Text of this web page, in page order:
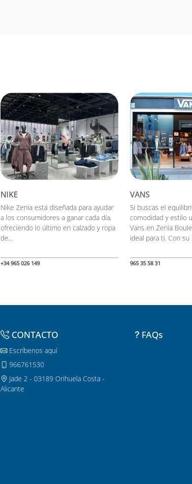
NIKE
Nike Zenia está diseñada para ayudar
a los consumidores a ganar cada día,
ofreciendo lo último en calzado y ropa
de...
+34 965 026 149
VANS
Si buscas el
comodidad y estilo
Vans en Zenia
ideal para ti. Con su
965 35 58 31
CONTACTO
Escríbenos aquí
966761530
Jade 2 - 03189 Orihuela Costa -
Alicante
FAQs